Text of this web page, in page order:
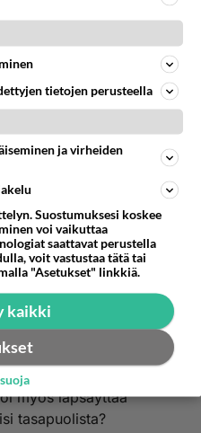
se on todella ällöttävää!
joka siitä tykkäis,
vaimon
Kommentoi
sillä kun mies kieltää ja
mikäkin sattuu kun ei
läpsiminen ei satu,
mutta moni mies sitä
kuuntelematta.
ei
oikeutta satuttaa
myös läpsäyttää
tasapuolista?
tietojen perusteella
ja virheiden
Suostumuksesi koskee
voi vaikuttaa
saattavat perustella
voit vastustaa tätä tai
"Asetukset" linkkiä.
kaikki